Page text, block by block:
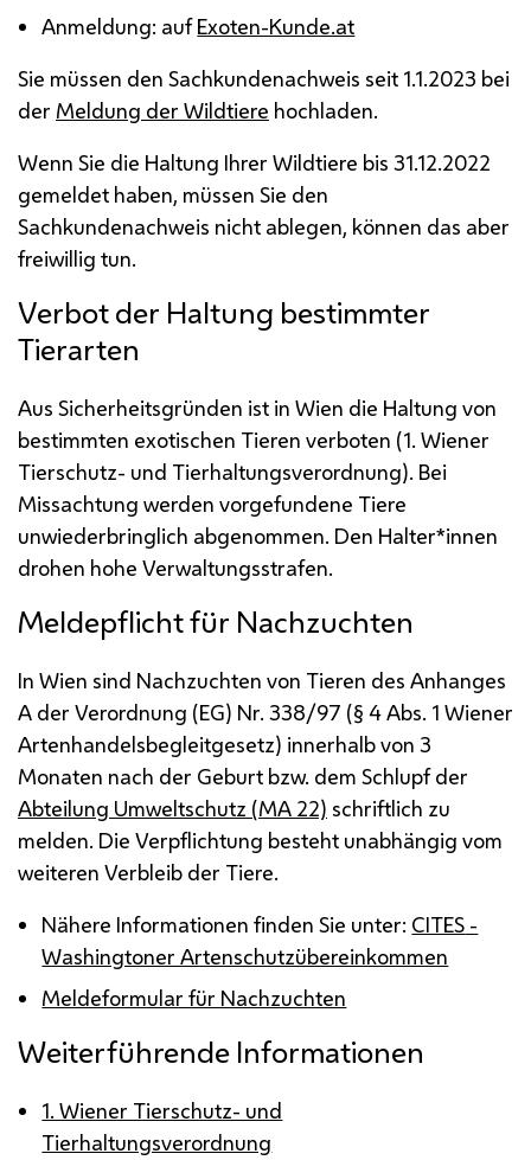
Anmeldung: aufExoten-Kunde.at
Sie müssen den Sachkundenachweis seit 1.1.2023 bei
der Meldung der Wildtiere hochladen.
Wenn Sie die Haltung Ihrer Wildtiere bis 31.12.2022
gemeldet haben, müssen Sie den
Sachkundenachweis nicht ablegen, können das aber
freiwillig tun.
Verbot der Haltung bestimmter
Tierarten
Aus Sicherheitsgründen ist in Wien die Haltung von
bestimmten exotischen Tieren verboten (1. Wiener
Tierschutz- und Tierhaltungsverordnung). Bei
Missachtung werden vorgefundene Tiere
unwiederbringlich abgenommen. Den Halter*innen
drohen hohe Verwaltungsstrafen.
Meldepflicht für Nachzuchten
In Wien sind Nachzuchten von Tieren des Anhanges
A der Verordnung (EG) Nr. 338/97 (§ 4Abs. 1 Wiener
Artenhandelsbegleitgesetz) innerhalb von 3
Monaten nach der Geburt bzw. dem Schlupf der
Abteilung Umweltschutz (MA 22) schriftlich zu
melden. Die Verpflichtung besteht unabhängig vom
weiteren Verbleib der Tiere.
Nähere Informationen finden Sie unter: CITES -
Washingtoner Artenschutzübereinkommen
Meldeformular für Nachzuchten
Weiterführende Informationen
1. Wiener Tierschutz- und
Tierhaltungsverordnung